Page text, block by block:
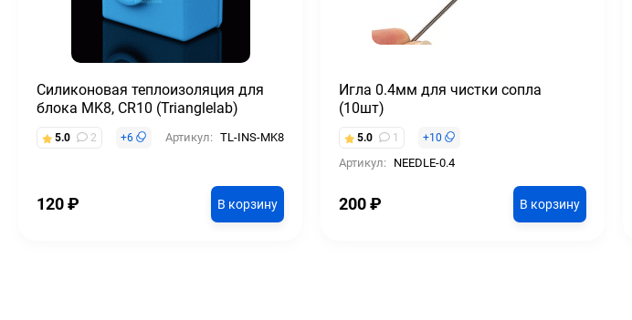
Силиконовая теплоизоляция для
блока MK8, CR10 (Trianglelab)
5.0 2 +6 Артикул: TL-INS-MK8
120₽ В корзину
Игла 0.4мм для чистки сопла
(10шт)
5.0 1 +10
Артикул: NEEDLE-0.4
200₽ В корзину